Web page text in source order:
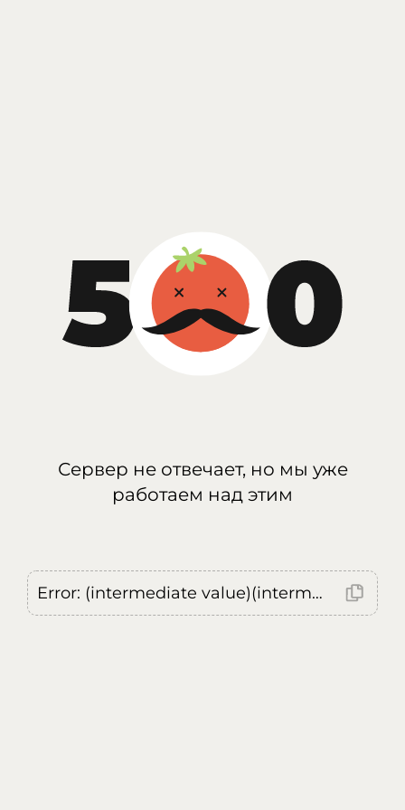
Сервер не отвечает, но мы уже
работаем над этим
Error: (intermediate value)(intermediate value)(intermediate value).replaceAll is not a function